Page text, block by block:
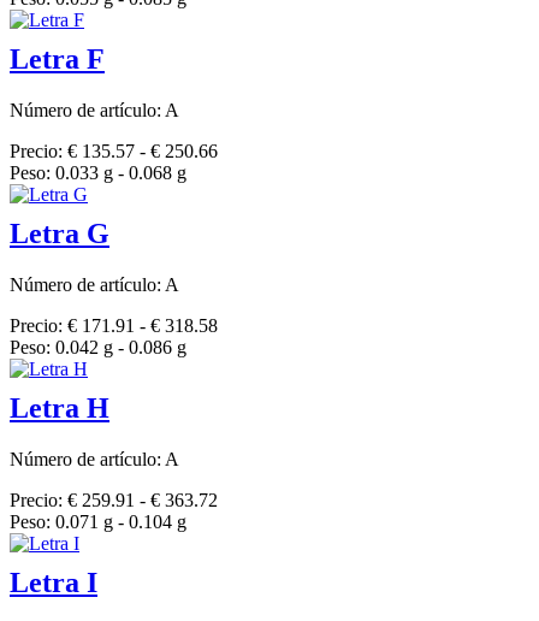
Letra F
Número de artículo: A
Precio: € 135.57 - € 250.66
Peso: 0.033 g - 0.068 g
Letra G
Número de artículo: A
Precio: € 171.91 - € 318.58
Peso: 0.042 g - 0.086 g
Letra H
Número de artículo: A
Precio: € 259.91 - € 363.72
Peso: 0.071 g - 0.104 g
Letra I